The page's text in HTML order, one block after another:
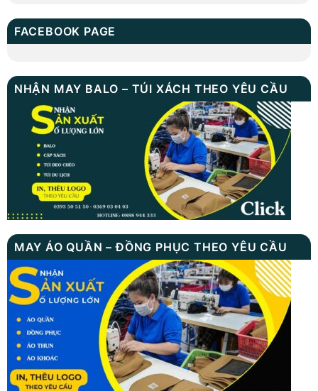
FACEBOOK PAGE
NHẬN MAY BALO – TÚI XÁCH THEO YÊU CẦU
MAY ÁO QUẦN – ĐỒNG PHỤC THEO YÊU CẦU